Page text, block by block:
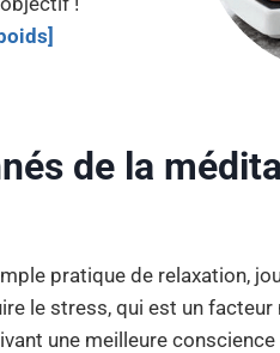
de la
pratique de relaxation,
le stress, qui est un
une meilleure